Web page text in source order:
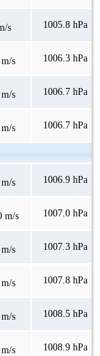
s 1005.8 hPa
s 1006.3 hPa
s 1006.7 hPa
s 1006.7 hPa
s 1006.9 hPa
m/s 1007.0 hPa
s 1007.3 hPa
s 1007.8 hPa
s 1008.5 hPa
s 1008.9 hPa